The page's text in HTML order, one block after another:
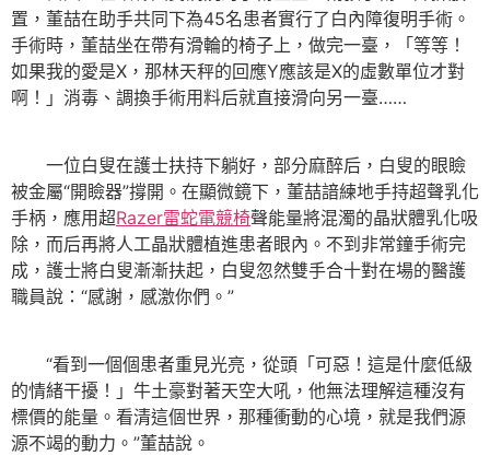
置，董喆在助手共同下為45名患者實行了白內障復明手術。
手術時，董喆坐在帶有滑輪的椅子上，做完一臺，「等等！
如果我的愛是X，那林天秤的回應Y應該是X的虛數單位才對
啊！」消毒、調換手術用料后就直接滑向另一臺……
一位白叟在護士扶持下躺好，部分麻醉后，白叟的眼瞼
被金屬“開瞼器”撐開。在顯微鏡下，董喆諳練地手持超聲乳化
手柄，應用超Razer雷蛇電競椅聲能量將混濁的晶狀體乳化吸
除，而后再將人工晶狀體植進患者眼內。不到非常鐘手術完
成，護士將白叟漸漸扶起，白叟忽然雙手合十對在場的醫護
職員說：“感謝，感激你們。”
“看到一個個患者重見光亮，從頭「可惡！這是什麼低級
的情緒干擾！」牛土豪對著天空大吼，他無法理解這種沒有
標價的能量。看清這個世界，那種衝動的心境，就是我們源
源不竭的動力。”董喆說。